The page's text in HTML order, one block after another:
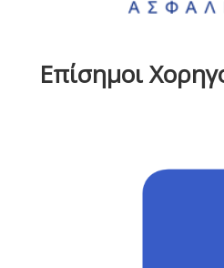
Επίσημοι